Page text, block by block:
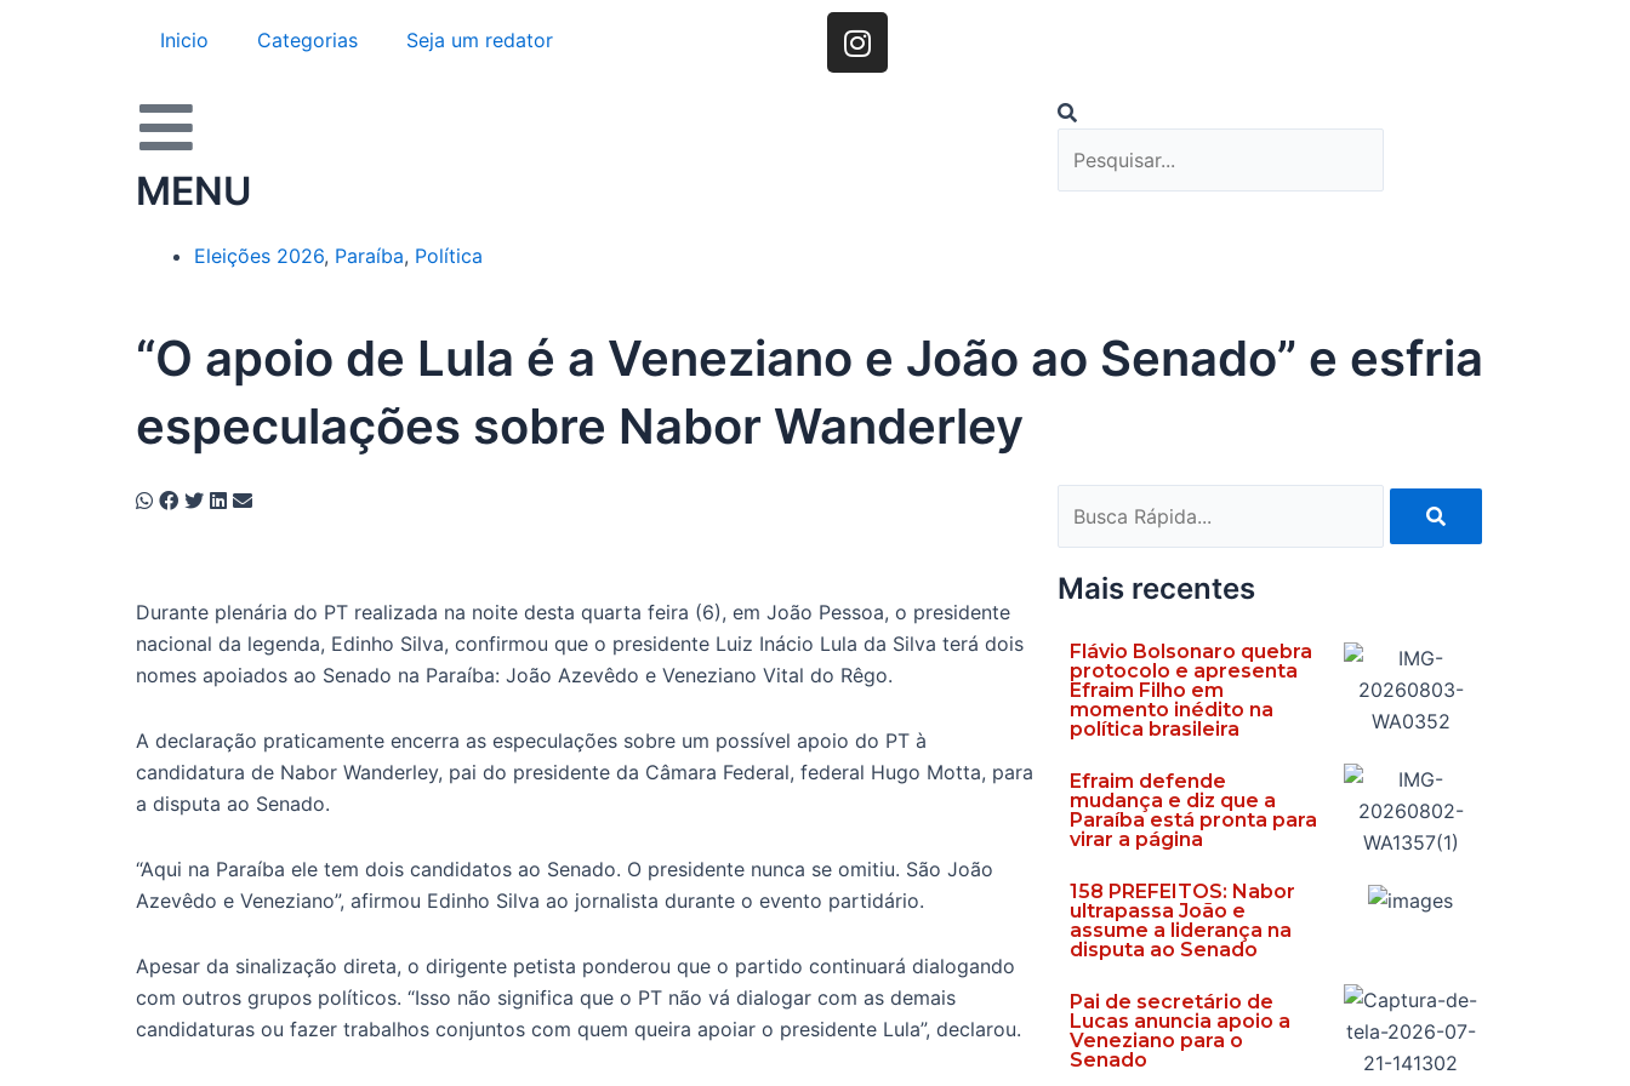
Inicio Categorias Seja um redator
I
n
MENU
Pesquisar
Pesquisar
Eleições 2026, Paraíba, Política
“O apoio de Lula é a Veneziano e João ao Senado” e esfria
especulações sobre Nabor Wanderley
Durante plenária do PT realizada na noite desta quarta feira (6), em João Pessoa, o presidente
nacional da legenda, Edinho Silva, confirmou que o presidente Luiz Inácio Lula da Silva terá dois
nomes apoiados ao Senado na Paraíba: João Azevêdo e Veneziano Vital do Rêgo.
A declaração praticamente encerra as especulações sobre um possível apoio do PT à
candidatura de Nabor Wanderley, pai do presidente da Câmara Federal, federal Hugo Motta, para
a disputa ao Senado.
“Aqui na Paraíba ele tem dois candidatos ao Senado. O presidente nunca se omitiu. São João
Azevêdo e Veneziano”, afirmou Edinho Silva ao jornalista durante o evento partidário.
Apesar da sinalização direta, o dirigente petista ponderou que o partido continuará dialogando
com outros grupos políticos. “Isso não significa que o PT não vá dialogar com as demais
candidaturas ou fazer trabalhos conjuntos com quem queira apoiar o presidente Lula”, declarou.
Pesquisar
Mais recentes
Flávio Bolsonaro quebra
protocolo e apresenta
Efraim Filho em
momento inédito na
política brasileira
Efraim defende
mudança e diz que a
Paraíba está pronta para
virar a página
158 PREFEITOS: Nabor
ultrapassa João e
assume a liderança na
disputa ao Senado
Pai de secretário de
Lucas anuncia apoio a
Veneziano para o
Senado